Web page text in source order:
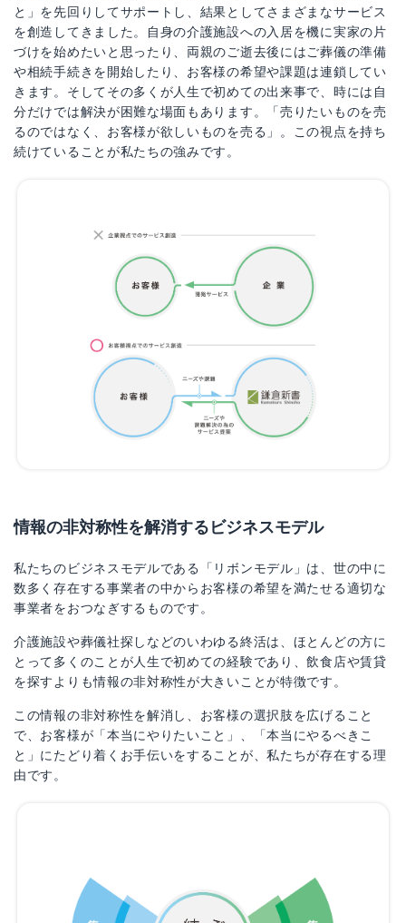
と」を先回りしてサポートし、結果としてさまざまなサービス
を創造してきました。自身の介護施設への入居を機に実家の片
づけを始めたいと思ったり、両親のご逝去後にはご葬儀の準備
や相続手続きを開始したり、お客様の希望や課題は連鎖してい
きます。そしてその多くが人生で初めての出来事で、時には自
分だけでは解決が困難な場面もあります。「売りたいものを売
るのではなく、お客様が欲しいものを売る」。この視点を持ち
続けていることが私たちの強みです。
情報の非対称性を解消するビジネスモデル
私たちのビジネスモデルである「リボンモデル」は、世の中に
数多く存在する事業者の中からお客様の希望を満たせる適切な
事業者をおつなぎするものです。
介護施設や葬儀社探しなどのいわゆる終活は、ほとんどの方に
とって多くのことが人生で初めての経験であり、飲食店や賃貸
を探すよりも情報の非対称性が大きいことが特徴です。
この情報の非対称性を解消し、お客様の選択肢を広げること
で、お客様が「本当にやりたいこと」、「本当にやるべきこ
と」にたどり着くお手伝いをすることが、私たちが存在する理
由です。